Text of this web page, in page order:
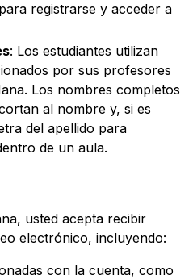
registrarse y acceder a
: Los estudiantes utilizan
por sus profesores
Los nombres completos
al nombre y, si es
del apellido para
de un aula.
usted acepta recibir
electrónico, incluyendo:
con la cuenta, como